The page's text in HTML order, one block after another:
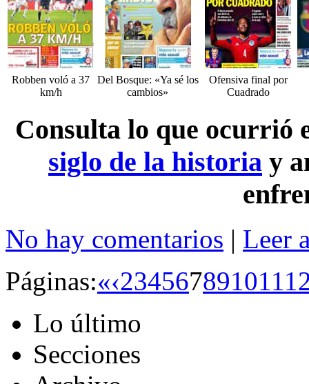
Robben voló a 37
km/h
Del Bosque: «Ya sé los
cambios»
Ofensiva final por
Cuadrado
Consulta lo que ocurrió
siglo de la historia y
No hay comentarios | Leer
Páginas:«‹234567891011
Lo último
Secciones